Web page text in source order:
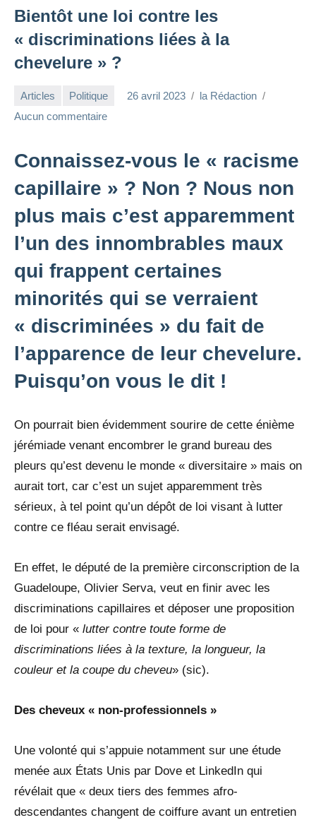
Bientôt une loi contre les
« discriminations liées à la
chevelure » ?
Articles Politique 26 avril 2023
la Rédaction
Aucun commentaire
Connaissez-vous le « racisme
capillaire » ? Non ? Nous non
plus mais c’est apparemment
l’un des innombrables maux
qui frappent certaines
minorités qui se verraient
« discriminées » du fait de
l’apparence de leur chevelure.
Puisqu’on vous le dit !
On pourrait bien évidemment sourire de cette énième
jérémiade venant encombrer le grand bureau des
pleurs qu’est devenu le monde « diversitaire » mais on
aurait tort, car c’est un sujet apparemment très
sérieux, à tel point qu’un dépôt de loi visant à lutter
contre ce fléau serait envisagé.
En effet, le député de la première circonscription de la
Guadeloupe, Olivier Serva, veut en finir avec les
discriminations capillaires et déposer une proposition
de loi pour « lutter contre toute forme de
discriminations liées à la texture, la longueur, la
couleur et la coupe du cheveu» (sic).
Des cheveux « non-professionnels »
Une volonté qui s’appuie notamment sur une étude
menée aux États Unis par Dove et LinkedIn qui
révélait que « deux tiers des femmes afro-
descendantes changent de coiffure avant un entretien